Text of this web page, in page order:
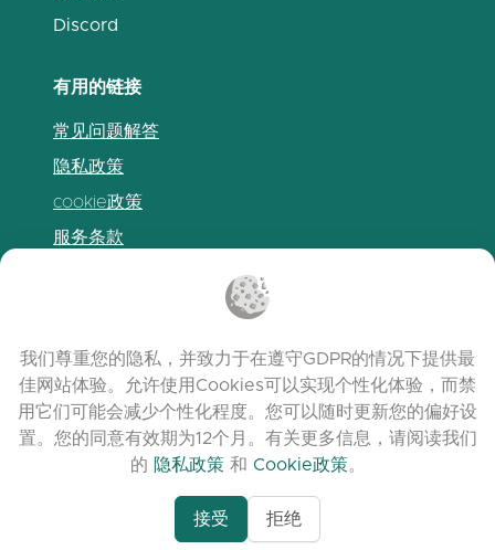
Discord
有用的链接
常见问题解答
隐私政策
cookie政策
服务条款
© 2026 clasora.com platform | 版权所有 |
我们尊重您的隐私，并致力于在遵守GDPR的情况下提供最
佳网站体验。允许使用Cookies可以实现个性化体验，而禁
用它们可能会减少个性化程度。您可以随时更新您的偏好设
置。您的同意有效期为12个月。有关更多信息，请阅读我们
的 隐私政策 和 Cookie政策。
接受 拒绝